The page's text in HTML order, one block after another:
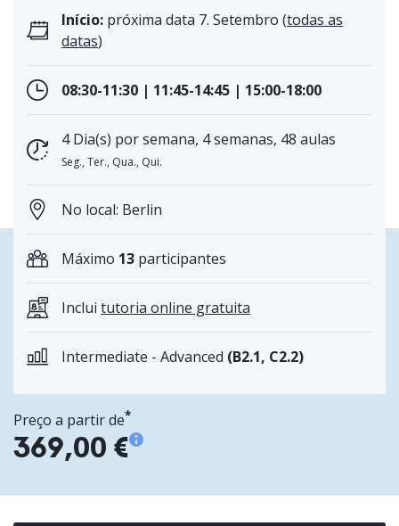
Início: próxima data 7. Setembro (todas as
datas)
08:30-11:30 | 11:45-14:45 | 15:00-18:00
4 Dia(s) por semana, 4 semanas, 48 aulas
Seg., Ter., Qua., Qui.
No local: Berlin
Máximo 13 participantes
Inclui tutoria online gratuita
Intermediate - Advanced (B2.1, C2.2)
Preço a partir de*
369,00 €